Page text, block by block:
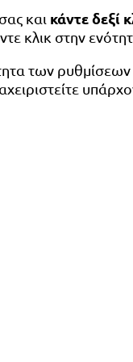
και κάντε δεξί
κλικ στην
των ρυθμίσεων